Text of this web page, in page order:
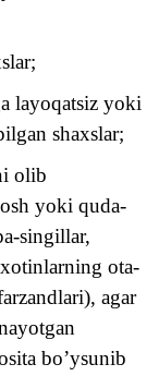
layoqatsiz yoki
shaxslar;
olib
yoki quda-
singillar,
ota-
agar
bo’ysunib